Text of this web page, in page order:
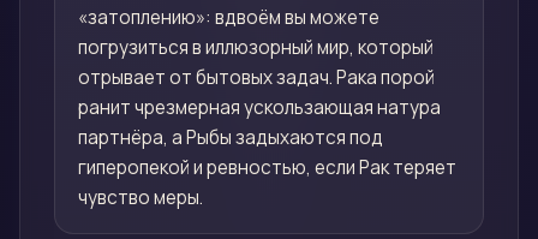
«затоплению»: вдвоём вы можете
погрузиться в иллюзорный мир, который
отрывает от бытовых задач. Рака порой
ранит чрезмерная ускользающая натура
партнёра, а Рыбы задыхаются под
гиперопекой и ревностью, если Рак теряет
чувство меры.